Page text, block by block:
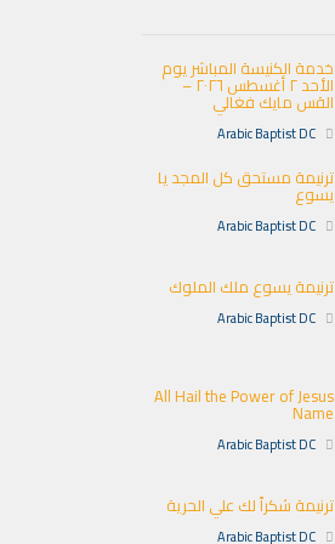
خدمة الكنيسة المباشر يوم
الأحد ٢ أغسطس ٢٠٢٦ –
القس مايك فغالي
Arabic Baptist DC
ترنيمة مستحق كل المجد يا
يسوع
Arabic Baptist DC
ترنيمة يسوع ملك الملوك
Arabic Baptist DC
All Hail the Power of Jesus
Name
Arabic Baptist DC
ترنيمة شكراً لك علي الحرية
Arabic Baptist DC